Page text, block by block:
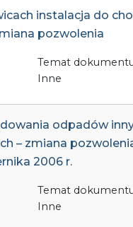
instalacja do
pozwolenia
Temat
Inne
odpadów
– zmiana
2006 r.
Temat
Inne